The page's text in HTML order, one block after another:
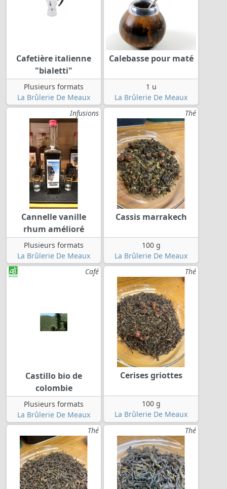
Cafetière italienne
"bialetti"
Plusieurs formats
La Brûlerie De Meaux
Calebasse pour maté
1 u
La Brûlerie De Meaux
Infusions
Cannelle vanille
rhum amélioré
Plusieurs formats
La Brûlerie De Meaux
Thé
Cassis marrakech
100 g
La Brûlerie De Meaux
Café
Castillo bio de
colombie
Plusieurs formats
La Brûlerie De Meaux
Thé
Cerises griottes
100 g
La Brûlerie De Meaux
Thé
Thé